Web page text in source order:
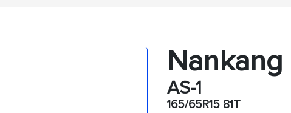
Nankang
AS-1
165/65R15 81T